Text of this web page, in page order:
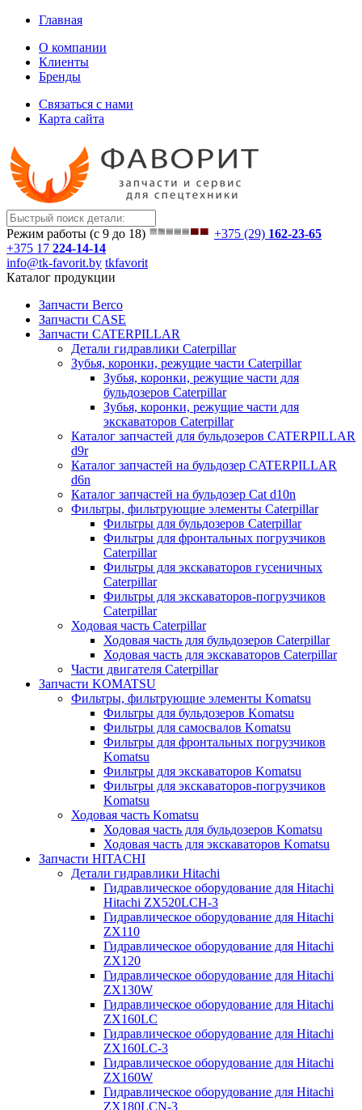
Главная
О компании
Клиенты
Бренды
Связаться с нами
Карта сайта
Режим работы (с 9 до 18) +375 (29) 162-23-65
+375 17 224-14-14
info@tk-favorit.by tkfavorit
Каталог продукции
Запчасти Berco
Запчасти CASE
Запчасти CATERPILLAR
Детали гидравлики Caterpillar
Зубья, коронки, режущие части Caterpillar
Зубья, коронки, режущие части для
бульдозеров Caterpillar
Зубья, коронки, режущие части для
экскаваторов Caterpillar
Каталог запчастей для бульдозеров CATERPILLAR
d9r
Каталог запчастей на бульдозер CATERPILLAR
d6n
Каталог запчастей на бульдозер Сat d10n
Фильтры, фильтрующие элементы Caterpillar
Фильтры для бульдозеров Caterpillar
Фильтры для фронтальных погрузчиков
Caterpillar
Фильтры для экскаваторов гусеничных
Caterpillar
Фильтры для экскаваторов-погрузчиков
Caterpillar
Ходовая часть Caterpillar
Ходовая часть для бульдозеров Caterpillar
Ходовая часть для экскаваторов Caterpillar
Части двигателя Caterpillar
Запчасти KOMATSU
Фильтры, фильтрующие элементы Komatsu
Фильтры для бульдозеров Komatsu
Фильтры для самосвалов Komatsu
Фильтры для фронтальных погрузчиков
Komatsu
Фильтры для экскаваторов Komatsu
Фильтры для экскаваторов-погрузчиков
Komatsu
Ходовая часть Komatsu
Ходовая часть для бульдозеров Komatsu
Ходовая часть для экскаваторов Komatsu
Запчасти HITACHI
Детали гидравлики Hitachi
Гидравлическое оборудование для Hitachi
Hitachi ZX520LCH-3
Гидравлическое оборудование для Hitachi
ZX110
Гидравлическое оборудование для Hitachi
ZX120
Гидравлическое оборудование для Hitachi
ZX130W
Гидравлическое оборудование для Hitachi
ZX160LC
Гидравлическое оборудование для Hitachi
ZX160LC-3
Гидравлическое оборудование для Hitachi
ZX160W
Гидравлическое оборудование для Hitachi
ZX180LCN-3